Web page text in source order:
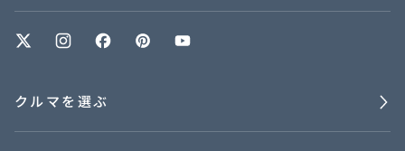
クルマを選ぶ